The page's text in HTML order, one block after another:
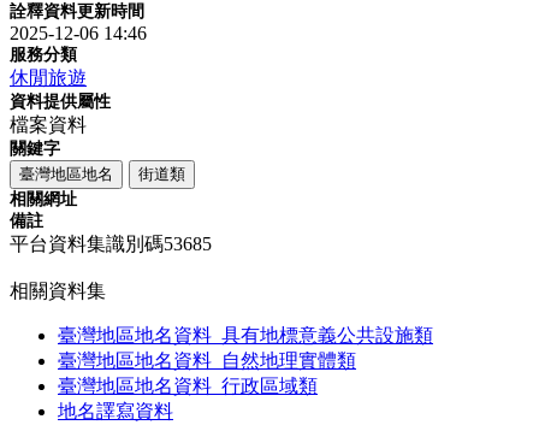
詮釋資料更新時間
2025-12-06 14:46
服務分類
休閒旅遊
資料提供屬性
檔案資料
關鍵字
臺灣地區地名
街道類
相關網址
備註
平台資料集識別碼53685
相關資料集
臺灣地區地名資料_具有地標意義公共設施類
臺灣地區地名資料_自然地理實體類
臺灣地區地名資料_行政區域類
地名譯寫資料